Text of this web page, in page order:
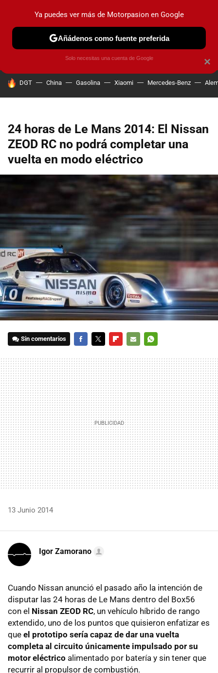
PRUEBAS COCHES ELÉCTRICOS OBSERVATORIO
HOY SE HABLA DE
DGT China Gasolina Xiaomi Mercedes-Benz
24 horas de Le Mans 2014: El Nissan
ZEOD RC no podrá completar una
vuelta en modo eléctrico
Sin comentarios
MAIL
13 Junio 2014
Igor Zamorano
Cuando Nissan anunció el pasado año la intención de
disputar las 24 horas de Le Mans dentro del Box56
con el Nissan ZEOD RC, un vehículo híbrido de rango
extendido, uno de los puntos que quisieron enfatizar es
que el prototipo sería capaz de dar una vuelta
completa al circuito únicamente impulsado por su
motor eléctrico alimentado por batería y sin tener que
recurrir al propulsor de combustión.
×
Ya puedes ver más de Motorpasion en Google
Añádenos como fuente preferida
Solo necesitas una cuenta de Google